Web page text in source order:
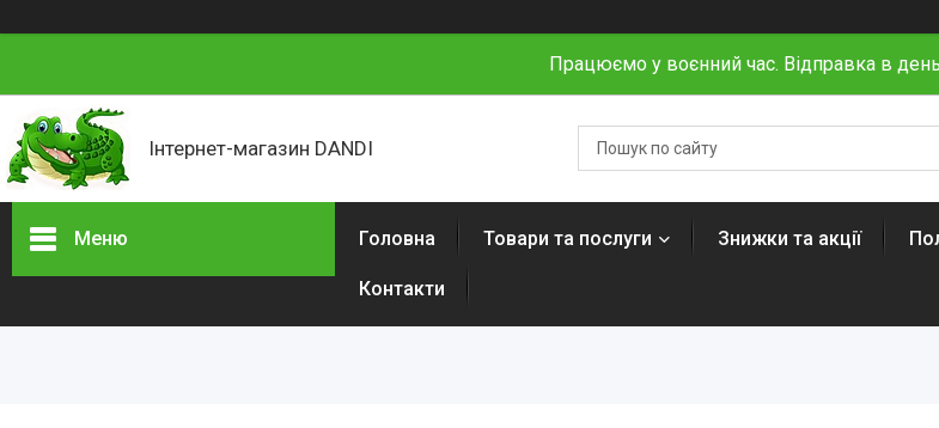
Працюємо у воєнний час. Відправка в
Інтернет-магазин DANDI
Меню Головна Товари та послуги Знижки та акції
Контакти